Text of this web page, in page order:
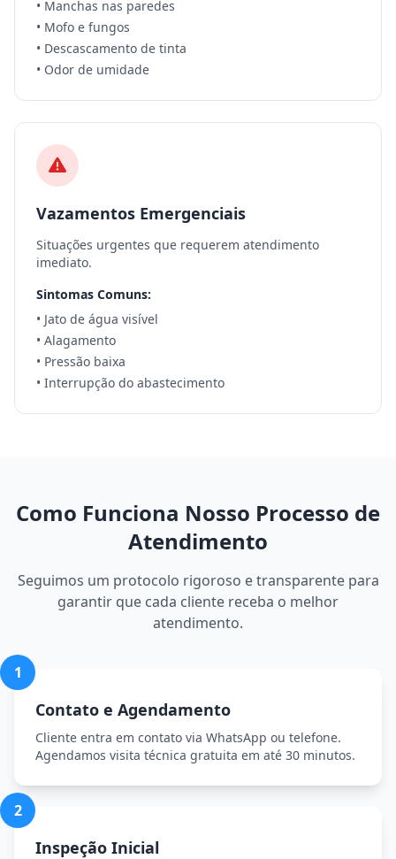
• Manchas nas paredes
• Mofo e fungos
• Descascamento de tinta
• Odor de umidade
Vazamentos Emergenciais
Situações urgentes que requerem atendimento
imediato.
Sintomas Comuns:
• Jato de água visível
• Alagamento
• Pressão baixa
• Interrupção do abastecimento
Como Funciona Nosso Processo de
Atendimento
Seguimos um protocolo rigoroso e transparente para
garantir que cada cliente receba o melhor
atendimento.
1
Contato e Agendamento
Cliente entra em contato via WhatsApp ou telefone.
Agendamos visita técnica gratuita em até 30 minutos.
2
Inspeção Inicial